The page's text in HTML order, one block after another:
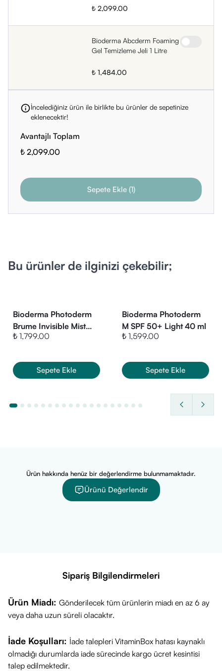
₺ 2,099.00
Bioderma Abcderm Foaming
Gel Temizleme Jeli 1 Litre
₺ 1,484.00
İncelediğiniz ürün ile birlikte bu ürünler de sepetinize
eklenecektir!
Avantajlı Toplam
₺ 2,099.00
Sepete Ekle(1)
Bu ürünler de ilginizi çekebilir;
Bioderma Photoderm
Brume Invisible Mist
SPF 50+ 150 ml
₺ 1,799.00
Sepete Ekle
Bioderma Photoderm
M SPF 50+ Light 40 ml
₺ 1,599.00
Sepete Ekle
Ürün hakkında henüz bir değerlendirme bulunmamaktadır.
Ürünü Değerlendir
Sipariş Bilgilendirmeleri
Ürün Miadı: Gönderilecek tüm ürünlerin miadı en az 6 ay
veya daha uzun süreli olacaktır.
İade Koşulları: İade talepleri VitaminBox hatası kaynaklı
olmadığı durumlarda iade sürecinde kargo ücret kesintisi
talep edilmektedir.